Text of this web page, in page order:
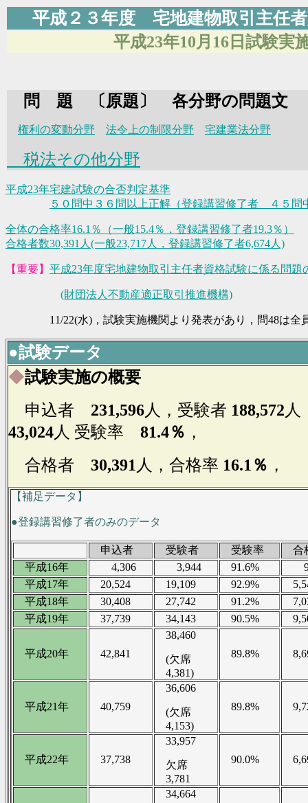
平成２３年度 宅地建物取引主任
平成23年10月16日試験実
問 題 〔原題〕 各分野の問題文
権利の変動分野 法令上の制限分野 宅建業法分野
税法その他分野
平成23年宅建試験の合否判定基準
５０問中３６問以上正解（登録講習修了者 ４５問
全体の合格率16.1％（一般15.4％，登録講習修了者19.3％）
合格者数30,391人(一般23,717人，登録講習修了者6,674人)
【重要】 平成23年度宅地建物取引主任者資格試験に係る問題
(財団法人不動産適正取引推進機構)
11/22(水)，試験実施機関より発表があり，問48は全員
●試験データ
◆試験実施の概要
申込者 231,596人 ，受験者 188,572
43,024人 受験率 81.4％ ，
合格者 30,391 人，合格率 16.1％ ，
【補足データ】
●登録講習修了者のみのデータ
申込者 受験者 受験率
合
平成16年
4,306 3,944 91.6%
平成17年
20,524 19,109 92.9%
平成18年
30,408 27,742 91.2%
平成19年
37,739 34,143 90.5%
平成20年 42,841
38,460
(欠席
4,381)
89.8%
平成21年 40,759
36,606
(欠席
4,153)
89.8%
平成22年 37,738
33,957
欠席
3,781
90.0%
34,664